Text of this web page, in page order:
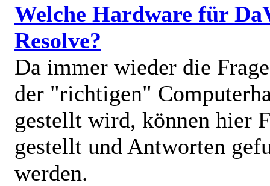
Welche Hardware für
Resolve?
Da immer wieder die
der "richtigen"
gestellt wird, können hier
gestellt und Antworten
werden.